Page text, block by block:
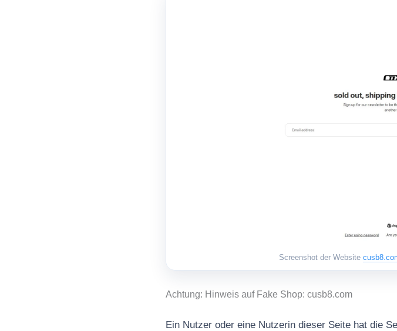
Screenshot der Website
Achtung: Hinweis auf Fake Shop: cusb8.com
Ein Nutzer oder eine Nutzerin dieser Seite hat die